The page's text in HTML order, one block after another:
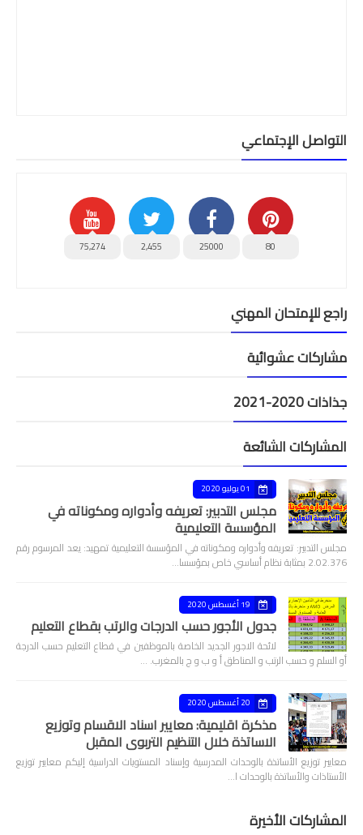
التواصل الإجتماعي
80
25000
2,455
75,274
راجع للإمتحان المهني
مشاركات عشوائية
جذاذات 2020-2021
المشاركات الشائعة
01 يوليو 2020
مجلس التدبير: تعريفه وأدواره ومكوناته في
المؤسسة التعليمية
مجلس التدبير: تعريفه وأدواره ومكوناته في المؤسسة التعليمية تمهيد: يعد المرسوم رقم
2.02.376 بمثابة نظام أساسي خاص بمؤسسا…
19 أغسطس 2020
جدول الأجور حسب الدرجات والرتب بقطاع التعليم
لائحة الاجور الجديد الخاصة بالموظفين في قطاع التعليم حسب الدرجة
أو السلم و حسب الرتب و المناطق أ و ب و ج بالمغرب. …
20 أغسطس 2020
مذكرة اقليمية: معايير اسناد الاقسام وتوزيع
الاساتذة خلال التنظيم التربوي المقبل
معايير توزيع الأساتذة بالوحدات المدرسية وإسناد المستويات الدراسية إليكم معايير توزيع
الأستاذات والأساتذة بالوحدات ا…
المشاركات الأخيرة